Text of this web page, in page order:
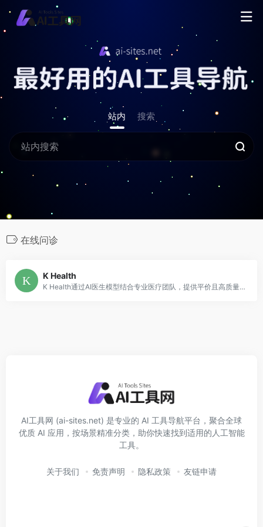
站内 搜索
在线问诊
K Health
K Health通过AI医生模型结合专业医疗团队，提供平价且高质量的在线问诊服务，让健康触手可及。
AI工具网 (ai-sites.net) 是专业的 AI 工具导航平台，聚合全球
优质 AI 应用，按场景精准分类，助你快速找到适用的人工智能
工具。
关于我们 免责声明 隐私政策 友链申请